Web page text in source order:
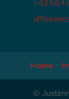
+43 664
Home
©